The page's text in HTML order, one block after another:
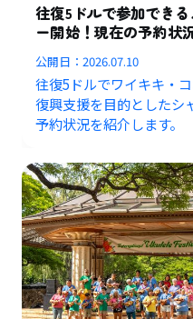
往復5ドルで参加でき
ー開始！現在の予約状
公開日：2026.07.10
往復5ドルでワイキキ・
復興支援を目的としたシ
予約状況を紹介します。